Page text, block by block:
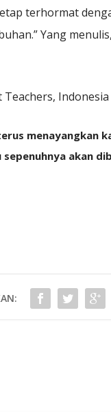
terhormat
Yang
menayangkan
akan